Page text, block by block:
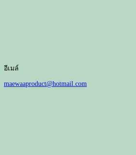
อีเมล์
maewaaproduct@hotmail.com